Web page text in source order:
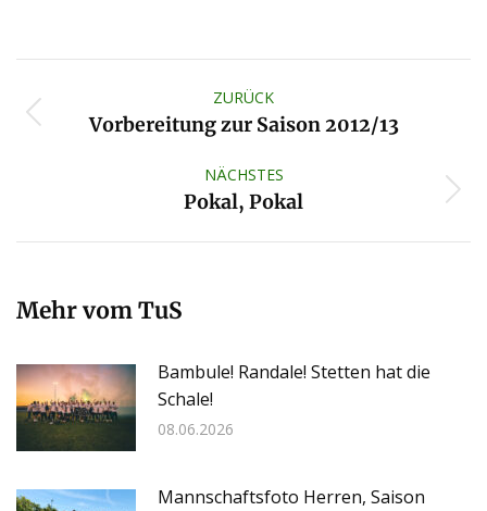
ZURÜCK
Vorheriger
Vorbereitung zur Saison 2012/13
NÄCHSTES
Nächster
Pokal, Pokal
Mehr vom TuS
Bambule! Randale! Stetten hat die
Schale!
08.06.2026
Mannschaftsfoto Herren, Saison